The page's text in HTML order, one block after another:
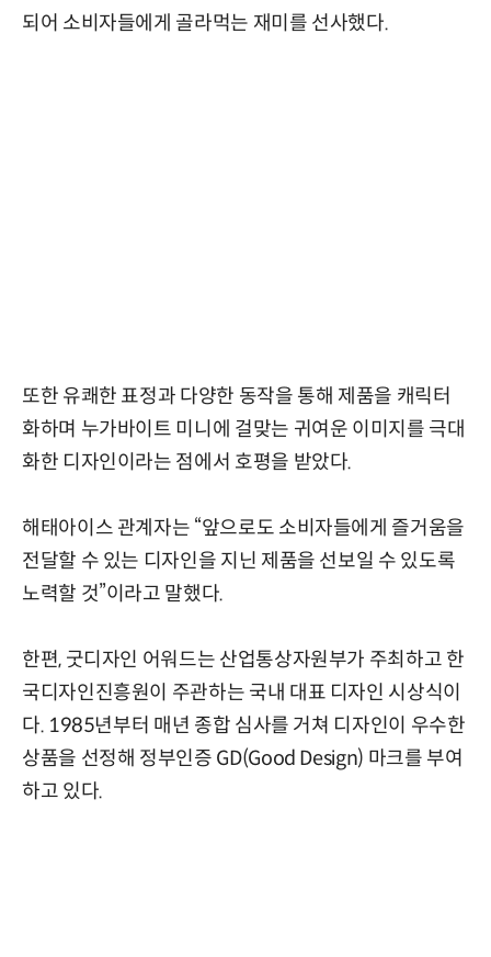
되어 소비자들에게 골라먹는 재미를 선사했다.
또한 유쾌한 표정과 다양한 동작을 통해 제품을 캐릭터
화하며 누가바이트 미니에 걸맞는 귀여운 이미지를 극대
화한 디자인이라는 점에서 호평을 받았다.
해태아이스 관계자는 “앞으로도 소비자들에게 즐거움을
전달할 수 있는 디자인을 지닌 제품을 선보일 수 있도록
노력할 것”이라고 말했다.
한편, 굿디자인 어워드는 산업통상자원부가 주최하고 한
국디자인진흥원이 주관하는 국내 대표 디자인 시상식이
다. 1985년부터 매년 종합 심사를 거쳐 디자인이 우수한
상품을 선정해 정부인증 GD(Good Design) 마크를 부여
하고 있다.